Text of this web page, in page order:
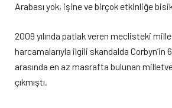
Arabası yok, işine ve birçok etkinliğe
2009 yılında patlak veren meclisteki
harcamalarıyla ilgili skandalda Corbyn’in
arasında en az masrafta bulunan
çıkmıştı.